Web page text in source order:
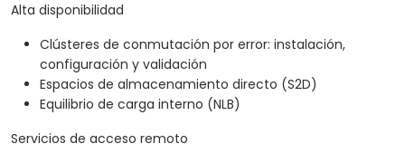
Alta disponibilidad
Clústeres de conmutación por error: instalación,
configuración y validación
Espacios de almacenamiento directo (S2D)
Equilibrio de carga interno (NLB)
Servicios de acceso remoto